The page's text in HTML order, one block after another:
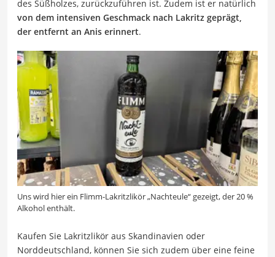
des Süßholzes, zurückzuführen ist. Zudem ist er natürlich
von dem intensiven Geschmack nach Lakritz geprägt,
der entfernt an Anis erinnert.
Uns wird hier ein Flimm-Lakritzlikör „Nachteule“ gezeigt, der 20 %
Alkohol enthält.
Kaufen Sie Lakritzlikör aus Skandinavien oder
Norddeutschland, können Sie sich zudem über eine feine